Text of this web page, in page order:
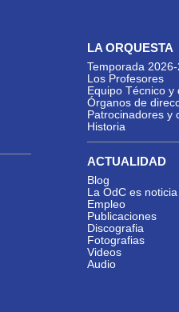
LA ORQUESTA
Temporada
Los Profesores
Equipo Técnico y
Órganos de
Patrocinadores y
Historia
ACTUALIDAD
Blog
La OdC es noticia
Empleo
Publicaciones
Discografia
Fotografias
Videos
Audio